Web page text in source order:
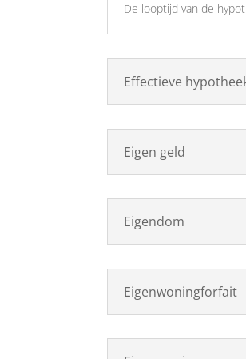
De looptijd van de
Effectieve
Eigen geld
Eigendom
Eigenwoningforfait